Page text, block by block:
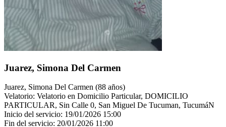
Juarez, Simona Del Carmen
Juarez, Simona Del Carmen (88 años)
Velatorio: Velatorio en Domicilio Particular, DOMICILIO
PARTICULAR, Sin Calle 0, San Miguel De Tucuman, TucumáN
Inicio del servicio: 19/01/2026 15:00
Fin del servicio: 20/01/2026 11:00